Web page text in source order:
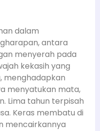
dalam
antara
menyerah pada
kekasih yang
menghadapkan
menyatukan mata,
Lima tahun terpisah
Keras membatu di
mencairkannya